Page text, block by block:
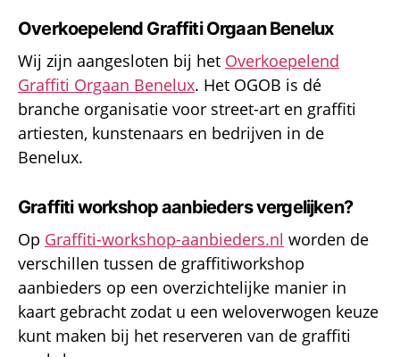
Overkoepelend Graffiti Orgaan Benelux
Wij zijn aangesloten bij het Overkoepelend
Graffiti Orgaan Benelux. Het OGOB is dé
branche organisatie voor street-art en graffiti
artiesten, kunstenaars en bedrijven in de
Benelux.
Graffiti workshop aanbieders vergelijken?
Op Graffiti-workshop-aanbieders.nl worden de
verschillen tussen de graffitiworkshop
aanbieders op een overzichtelijke manier in
kaart gebracht zodat u een weloverwogen keuze
kunt maken bij het reserveren van de graffiti